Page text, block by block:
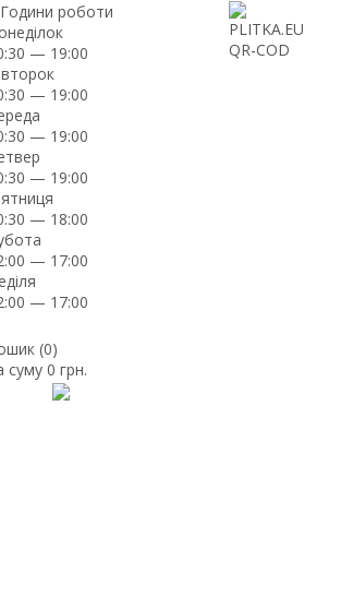
Години роботи
— 19:00
— 19:00
— 19:00
— 19:00
— 18:00
— 17:00
— 17:00
(0)
суму0 грн.